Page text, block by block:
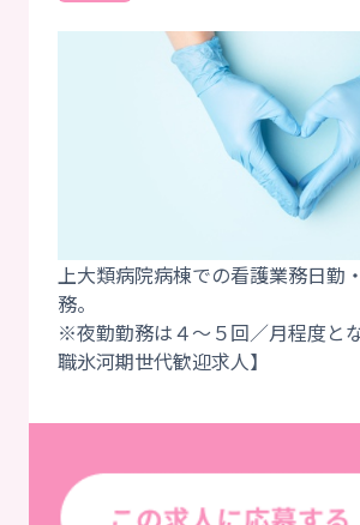
上大類病院病棟での看護業務日勤
務。
※夜勤勤務は４～５回／月程度と